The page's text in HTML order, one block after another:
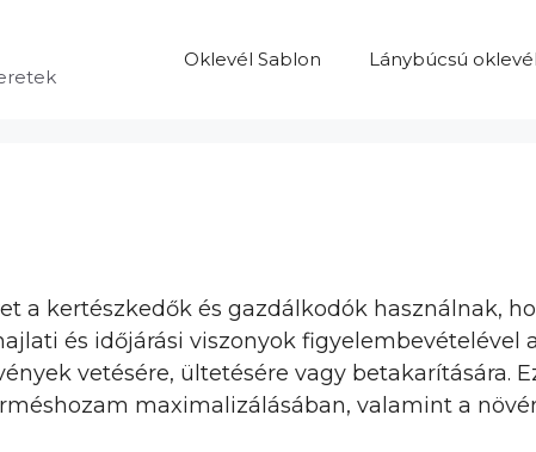
Oklevél Sablon Lánybúcsú oklevél
a kertészkedők és gazdálkodók használnak,
és időjárási viszonyok
vetésére, ültetésére vagy betakarítására.
maximalizálásában, valamint a